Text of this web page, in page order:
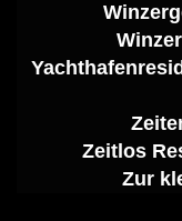
Zeitlos
Zur